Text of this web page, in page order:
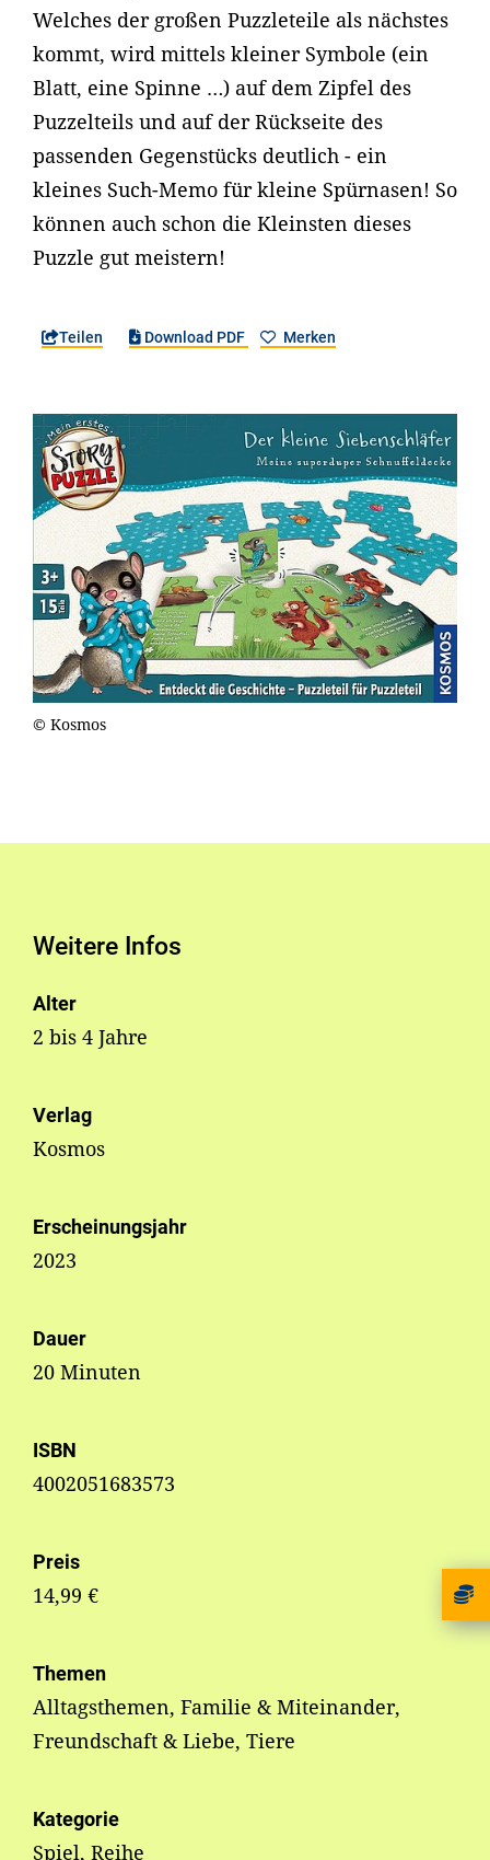
Welches der großen Puzzleteile als nächstes
kommt, wird mittels kleiner Symbole (ein
Blatt, eine Spinne …) auf dem Zipfel des
Puzzelteils und auf der Rückseite des
passenden Gegenstücks deutlich - ein
kleines Such-Memo für kleine Spürnasen! So
können auch schon die Kleinsten dieses
Puzzle gut meistern!
Teilen Download PDF Merken
© Kosmos
Weitere Infos
Alter
2 bis 4 Jahre
Verlag
Kosmos
Erscheinungsjahr
2023
Dauer
20 Minuten
ISBN
4002051683573
Preis
14,99 €
Themen
Alltagsthemen, Familie & Miteinander,
Freundschaft & Liebe, Tiere
Kategorie
Spiel, Reihe